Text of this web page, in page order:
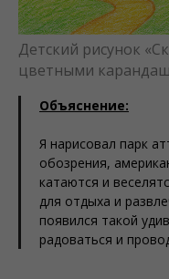
Детский рисунок
цветными
Объяснение:
Я нарисовал парк
обозрения,
катаются и
для отдыха и
появился такой
радоваться и